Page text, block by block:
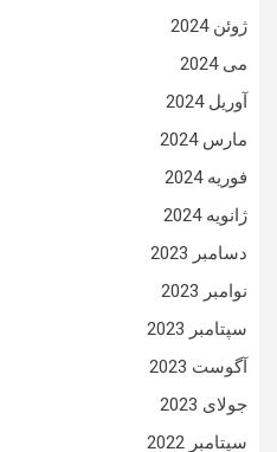
ژوئن 2024
می 2024
آوریل 2024
مارس 2024
فوریه 2024
ژانویه 2024
دسامبر 2023
نوامبر 2023
سپتامبر 2023
آگوست 2023
جولای 2023
سپتامبر 2022